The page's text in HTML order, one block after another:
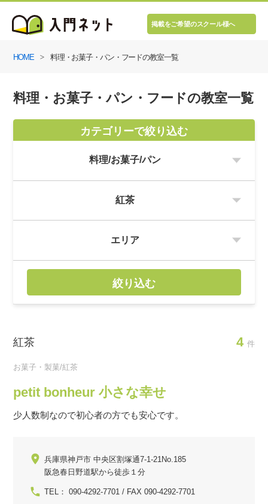
掲載をご希望のスクール様へ
HOME 料理・お菓子・パン・フードの教室一覧
料理・お菓子・パン・フードの教室一覧
カテゴリーで絞り込む
絞り込む
紅茶 4 件
お菓子・製菓/紅茶
petit bonheur 小さな幸せ
少人数制なので初心者の方でも安心です。
兵庫県神戸市 中央区割塚通7-1-21No.185
阪急春日野道駅から徒歩１分
TEL： 090-4292-7701 / FAX 090-4292-7701